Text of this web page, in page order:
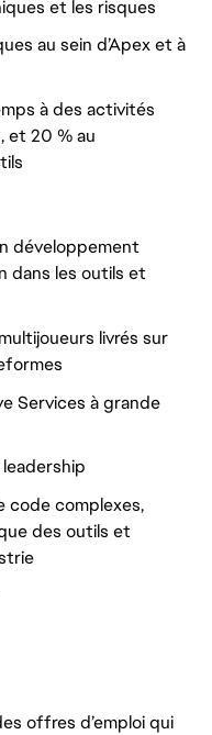
et les risques
au sein d’Apex et à
à des activités
et 20 % au
développement
dans les outils et
livrés sur
Services à grande
code complexes,
des outils et
offres d’emploi qui